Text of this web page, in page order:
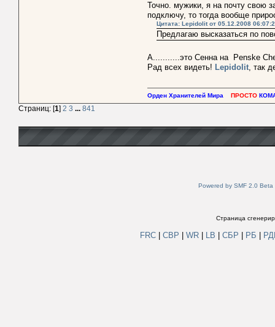
Точно. мужики, я на почту свою
подключу, то тогда вообще
Цитата: Lepidolit от 05.12.2008
Предлагаю высказаться по
А...........это Сенна на Penske
Рад всех видеть! Lepidolit, так
Орден Хранителей Мира ПРОСТО
Страниц: [1] 2 3 ... 841
Powered by SMF 2.0 Beta
Страница
FRC СВР WR LB СБР РБ